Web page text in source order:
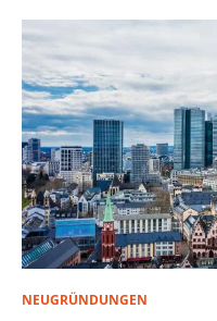
NEUGRÜNDUNGEN